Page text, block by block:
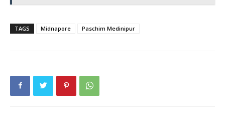
TAGS Midnapore Paschim Medinipur